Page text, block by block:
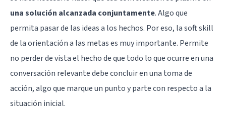
una solución alcanzada conjuntamente. Algo que
permita pasar de las ideas a los hechos. Por eso, la soft skill
de la orientación a las metas es muy importante. Permite
no perder de vista el hecho de que todo lo que ocurre en una
conversación relevante debe concluir en una toma de
acción, algo que marque un punto y parte con respecto a la
situación inicial.